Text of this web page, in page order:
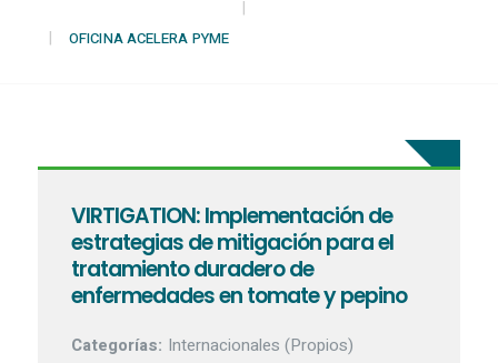
OFICINA ACELERA PYME
VIRTIGATION: Implementación de
estrategias de mitigación para el
tratamiento duradero de
enfermedades en tomate y pepino
Categorías: Internacionales (Propios)